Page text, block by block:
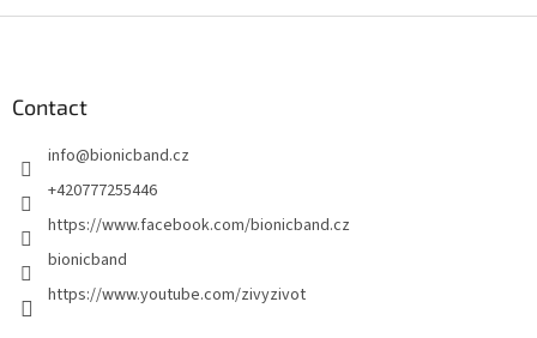
Contact
info@bionicband.cz
+420777255446
https://www.facebook.com/bionicband.cz
bionicband
https://www.youtube.com/zivyzivot